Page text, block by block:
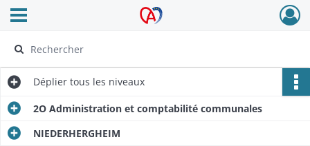
Archives Alsace - Colmar
Ouvrir le menu déroulant
Déplier tous les niveaux
2O Administration et comptabilité communales
NIEDERHERGHEIM